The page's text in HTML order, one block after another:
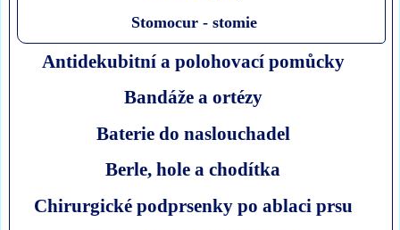
Stomocur - stomie
Antidekubitní a polohovací pomůcky
Bandáže a ortézy
Baterie do naslouchadel
Berle, hole a chodítka
Chirurgické podprsenky po ablaci prsu